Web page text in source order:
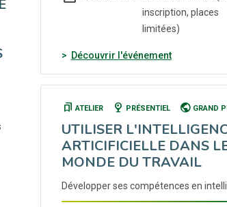
inscription, places
limitées)
Découvrir l'événement(nouvelle
bookmarks ATELIER nest_cam_indoor PRÉSENTIEL public GRAND
UTILISER
ARTICIFICIELLE DANS
MONDE DU TRAVAIL